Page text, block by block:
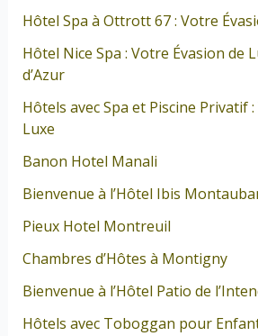
Hôtel Spa à Ottrott 67 : Votre
Hôtel Nice Spa : Votre Évasion de
d’Azur
Hôtels avec Spa et Piscine Privatif
Luxe
Banon Hotel Manali
Bienvenue à l’Hôtel Ibis
Pieux Hotel Montreuil
Chambres d’Hôtes à Montigny
Bienvenue à l’Hôtel Patio de
Hôtels avec Toboggan pour